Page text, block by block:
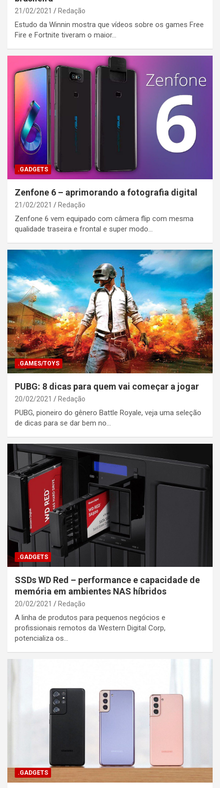
21/02/2021 Redação
Estudo da Winnin mostra que vídeos sobre os games Free
Fire e Fortnite tiveram o maior…
.GADGETS
Zenfone 6 – aprimorando a fotografia digital
21/02/2021 Redação
Zenfone 6 vem equipado com câmera flip com mesma
qualidade traseira e frontal e super modo…
.GAMES/TOYS
PUBG: 8 dicas para quem vai começar a jogar
20/02/2021 Redação
PUBG, pioneiro do gênero Battle Royale, veja uma seleção
de dicas para se dar bem no…
.GADGETS
SSDs WD Red – performance e capacidade de
memória em ambientes NAS híbridos
20/02/2021 Redação
A linha de produtos para pequenos negócios e
profissionais remotos da Western Digital Corp,
potencializa os…
.GADGETS